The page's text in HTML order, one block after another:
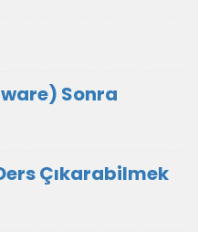
Sonra
Çıkarabilmek